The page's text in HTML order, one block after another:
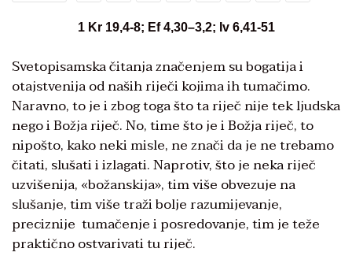
1 Kr 19,4-8; Ef 4,30–3,2; Iv 6,41-51
Svetopisamska čitanja značenjem su bogatija i
otajstvenija od naših riječi kojima ih tumačimo.
Naravno, to je i zbog toga što ta riječ nije tek ljudska
nego i Božja riječ. No, time što je i Božja riječ, to
nipošto, kako neki misle, ne znači da je ne trebamo
čitati, slušati i izlagati. Naprotiv, što je neka riječ
uzvišenija, «božanskija», tim više obvezuje na
slušanje, tim više traži bolje razumijevanje,
preciznije tumačenje i posredovanje, tim je teže
praktično ostvarivati tu riječ.